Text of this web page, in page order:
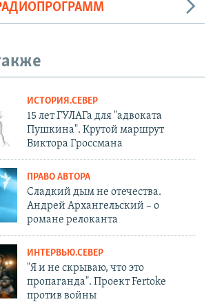
ИСТОРИЯ.СЕВЕР
15 лет ГУЛАГа для "адвоката
Пушкина". Крутой маршрут
Виктора Гроссмана
ПРАВО АВТОРА
Сладкий дым не отечества.
Андрей Архангельский – о
романе релоканта
ИНТЕРВЬЮ.СЕВЕР
"Я и не скрываю, что это
пропаганда". Проект Fertoke
против войны